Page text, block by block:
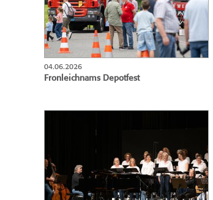
04.06.2026
Fronleichnams Depotfest